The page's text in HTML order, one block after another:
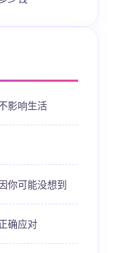
影响生活
你可能没想到
确应对